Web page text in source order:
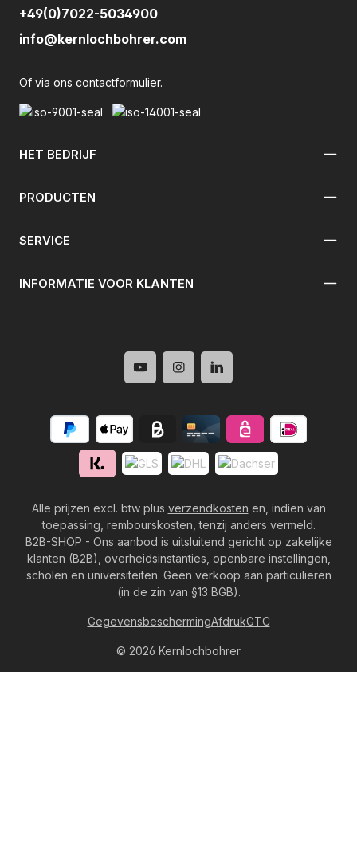
+49(0)7022-5034900
info@kernlochbohrer.com
Of via ons contactformulier.
HET BEDRIJF
PRODUCTEN
SERVICE
INFORMATIE VOOR KLANTEN
Alle prijzen excl. btw plus verzendkosten en, indien van
toepassing, rembourskosten, tenzij anders vermeld.
B2B-SHOP - Ons aanbod is uitsluitend gericht op zakelijke
klanten (B2B), overheidsinstanties, openbare instellingen,
scholen en universiteiten. Geen verkoop aan particulieren
(in de zin van §13 BGB).
© 2026 Kernlochbohrer
GegevensbeschermingAfdrukGTC